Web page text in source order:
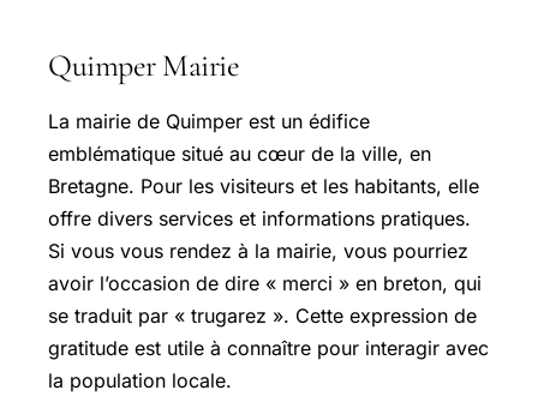
Quimper Mairie
La mairie de Quimper est un édifice
emblématique situé au cœur de la ville, en
Bretagne. Pour les visiteurs et les habitants, elle
offre divers services et informations pratiques.
Si vous vous rendez à la mairie, vous pourriez
avoir l’occasion de dire « merci » en breton, qui
se traduit par « trugarez ». Cette expression de
gratitude est utile à connaître pour interagir avec
la population locale.